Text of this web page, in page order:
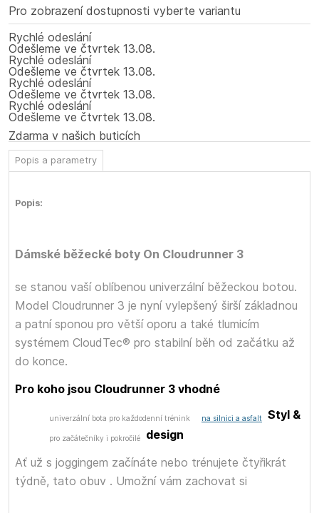
Pro zobrazení dostupnosti vyberte variantu
Rychlé odeslání
Odešleme ve čtvrtek 13.08.
Rychlé odeslání
Odešleme ve čtvrtek 13.08.
Rychlé odeslání
Odešleme ve čtvrtek 13.08.
Rychlé odeslání
Odešleme ve čtvrtek 13.08.
Zdarma v našich buticích
Popis a parametry
Popis:
Dámské běžecké boty On Cloudrunner 3
se stanou vaší oblíbenou univerzální běžeckou botou.
Model Cloudrunner 3 je nyní vylepšený širší základnou
a patní sponou pro větší oporu a také tlumicím
systémem CloudTec® pro stabilní běh od začátku až
do konce.
Pro koho jsou Cloudrunner 3 vhodné
univerzální bota pro každodenní trénink na silnici a asfalt
pro začátečníky i pokročilé
Styl &
design
Ať už s joggingem začínáte nebo trénujete čtyřikrát
týdně, tato obuv . Umožní vám zachovat si